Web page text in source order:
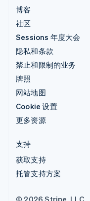
博客
社区
Sessions 年度大会
隐私和条款
禁止和限制的业务
牌照
网站地图
Cookie 设置
更多资源
支持
获取支持
托管支持方案
© 2026 Stripe, LLC